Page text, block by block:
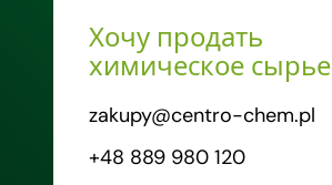
Хочу продать
химическое сырье
zakupy@centro-chem.pl
+48 889 980 120